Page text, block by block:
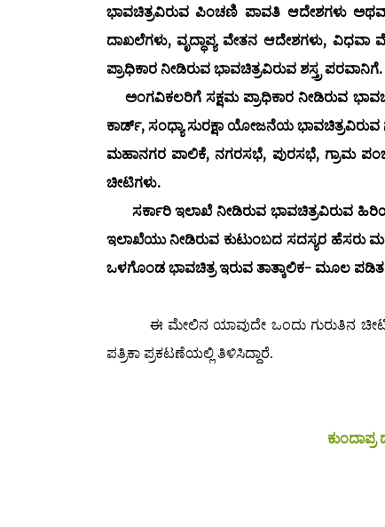
ಭಾವಚಿತ್ರವಿರುವ ಪಿಂಚಣಿ ಪಾವತಿ ಆದೇಶಗಳು
ದಾಖಲೆಗಳು, ವೃದ್ಧಾಪ್ಯ ವೇತನ ಆದೇಶಗಳು, ವಿಧವಾ
ಪ್ರಾಧಿಕಾರ ನೀಡಿರುವ ಭಾವಚಿತ್ರವಿರುವ ಶಸ್ತ್ರ ಪರವಾನಿಗೆ.
ಅಂಗವಿಕಲರಿಗೆ ಸಕ್ಷಮ ಪ್ರಾಧಿಕಾರ ನೀಡಿರುವ
ಕಾರ್ಡ್, ಸಂಧ್ಯಾ ಸುರಕ್ಷಾ ಯೋಜನೆಯ
ಮಹಾನಗರ ಪಾಲಿಕೆ, ನಗರಸಭೆ, ಪುರಸಭೆ, ಗ್ರಾಮ
ಚೀಟಿಗಳು.
ಸರ್ಕಾರಿ ಇಲಾಖೆ ನೀಡಿರುವ ಭಾವಚಿತ್ರವಿರುವ
ಇಲಾಖೆಯು ನೀಡಿರುವ ಕುಟುಂಬದ ಸದಸ್ಯರ ಹೆಸರು
ಒಳಗೊಂಡ ಭಾವಚಿತ್ರ ಇರುವ ತಾತ್ಕಾಲಿಕ- ಮೂಲ
ಈ ಮೇಲಿನ ಯಾವುದೇ ಒಂದು ಗುರುತಿನ
ಪತ್ರಿಕಾ ಪ್ರಕಟಣೆಯಲ್ಲಿ ತಿಳಿಸಿದ್ದಾರೆ.